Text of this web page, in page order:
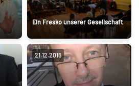
Ein Fresko unserer Gesellschaft
21.12.2016